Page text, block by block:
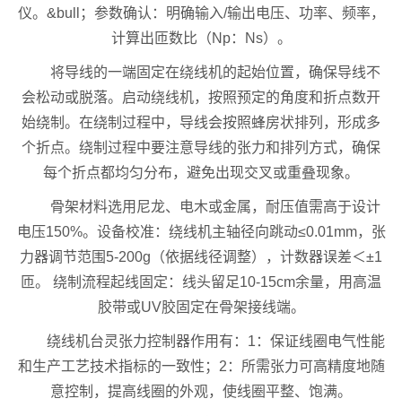
仪。&bull；参数确认：明确输入/输出电压、功率、频率，
计算出匝数比（Np：Ns）。
将导线的一端固定在绕线机的起始位置，确保导线不
会松动或脱落。启动绕线机，按照预定的角度和折点数开
始绕制。在绕制过程中，导线会按照蜂房状排列，形成多
个折点。绕制过程中要注意导线的张力和排列方式，确保
每个折点都均匀分布，避免出现交叉或重叠现象。
骨架材料选用尼龙、电木或金属，耐压值需高于设计
电压150%。设备校准：绕线机主轴径向跳动≤0.01mm，张
力器调节范围5-200g（依据线径调整），计数器误差＜±1
匝。 绕制流程起线固定：线头留足10-15cm余量，用高温
胶带或UV胶固定在骨架接线端。
绕线机台灵张力控制器作用有：1：保证线圈电气性能
和生产工艺技术指标的一致性；2：所需张力可高精度地随
意控制，提高线圈的外观，使线圈平整、饱满。